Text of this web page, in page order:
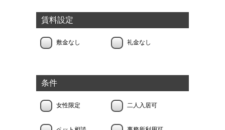
賃料設定
敷金なし 礼金なし
条件
女性限定 二人入居可